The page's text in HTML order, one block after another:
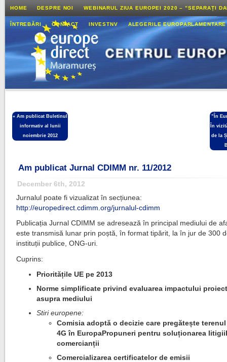
HOME DESPRE NOI WEBINARUL ZIUA EUROPEI 2020 – ”SEPARAȚI
ÎNTREBĂRI CONTACT INVESTNV ALEGERILE
«Am publicat Buletinul
informativ al lunii
noiembrie 2012
”În
În
de la
Am publicat Jurnal CDIMM nr. 11/2012
December 6th, 2012
Jurnalul poate fi vizualizat în secțiunea:
http://europedirect.cdimm.org/jurnalul-cdimm
Publicația Jurnal CDIMM se adresează în principal mediului de
este transmisă lunar prin poștă, în format tipărit, la în jur de 300
instituții publice, ONG-uri.
Cuprins:
Prioritățile UE pe 2013
Norme simplificate privind evaluarea impactului
asupra mediului
Stiri europene:
Comisia adoptă o decizie care pregătește
4G în EuropaPropuneri pentru soluționarea
comercianții
Comercializarea certificatelor de emisii